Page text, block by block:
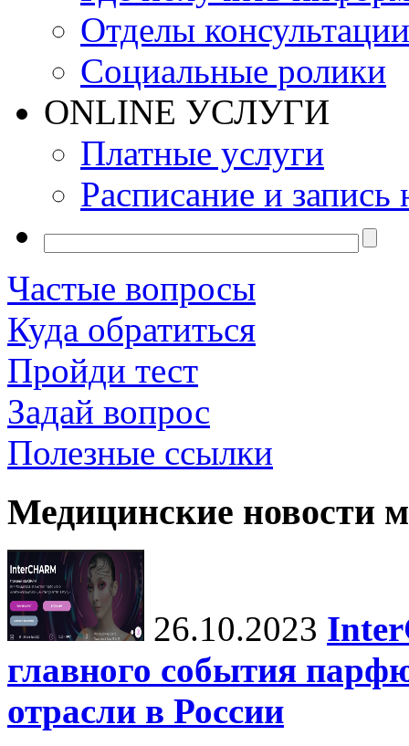
Отделы консультации
Социальные ролики
ONLINE УСЛУГИ
Платные услуги
Расписание и запись
Частые вопросы
Куда обратиться
Пройди тест
Задай вопрос
Полезные ссылки
Медицинские новости
26.10.2023
главного события
отрасли в России